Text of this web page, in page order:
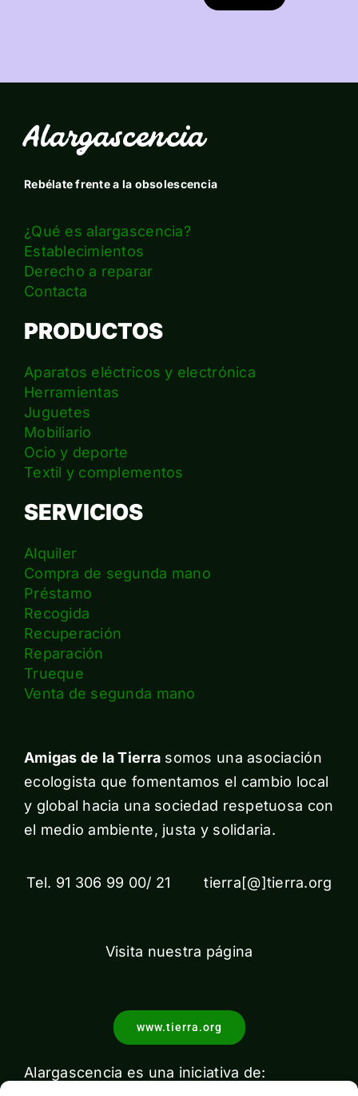
Alargascencia
Rebélate frente a la obsolescencia
¿Qué es alargascencia?
Establecimientos
Derecho a reparar
Contacta
PRODUCTOS
Aparatos eléctricos y electrónica
Herramientas
Juguetes
Mobiliario
Ocio y deporte
Textil y complementos
SERVICIOS
Alquiler
Compra de segunda mano
Préstamo
Recogida
Recuperación
Reparación
Trueque
Venta de segunda mano
Amigas de la Tierra somos una asociación
ecologista que fomentamos el cambio local
y global hacia una sociedad respetuosa con
el medio ambiente, justa y solidaria.
Tel. 91 306 99 00/ 21 tierra[@]tierra.org
Visita nuestra página
www.tierra.org
Alargascencia es una iniciativa de: